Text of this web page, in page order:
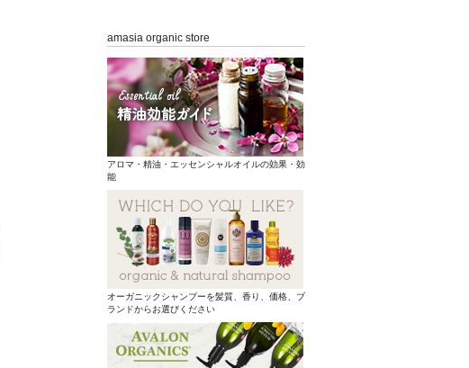
amasia organic store
アロマ・精油・エッセンシャルオイルの効果・効
能
オーガニックシャンプーを髪質、香り、価格、ブ
ランドからお選びください